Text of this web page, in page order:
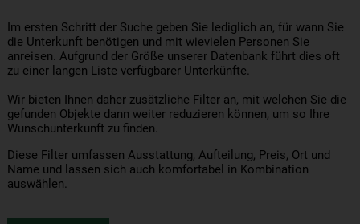
Im ersten Schritt der Suche geben Sie lediglich an, für wann Sie
die Unterkunft benötigen und mit wievielen Personen Sie
anreisen. Aufgrund der Größe unserer Datenbank führt dies oft
zu einer langen Liste verfügbarer Unterkünfte.
Wir bieten Ihnen daher zusätzliche Filter an, mit welchen Sie die
gefunden Objekte dann weiter reduzieren können, um so Ihre
Wunschunterkunft zu finden.
Diese Filter umfassen Ausstattung, Aufteilung, Preis, Ort und
Name und lassen sich auch komfortabel in Kombination
auswählen.